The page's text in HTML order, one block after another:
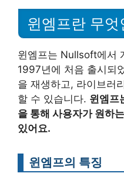
윈엠프란 무엇
윈엠프는 Nullsoft에서
1997년에 처음 출시되
을 재생하고, 라이브러
할 수 있습니다. 윈엠프
을 통해 사용자가 원하
있어요.
윈엠프의 특징